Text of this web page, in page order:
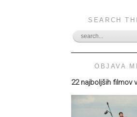
SEARCH
OBJAVA
22 najboljših filmov